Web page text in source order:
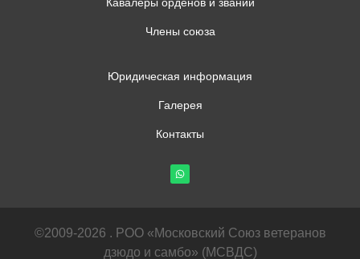
Члены союза
Юридическая информация
Галерея
Контакты
©2009-2026 . РОО «Московский Союз ветеранов
дзюдо и самбо» (МСВДС)